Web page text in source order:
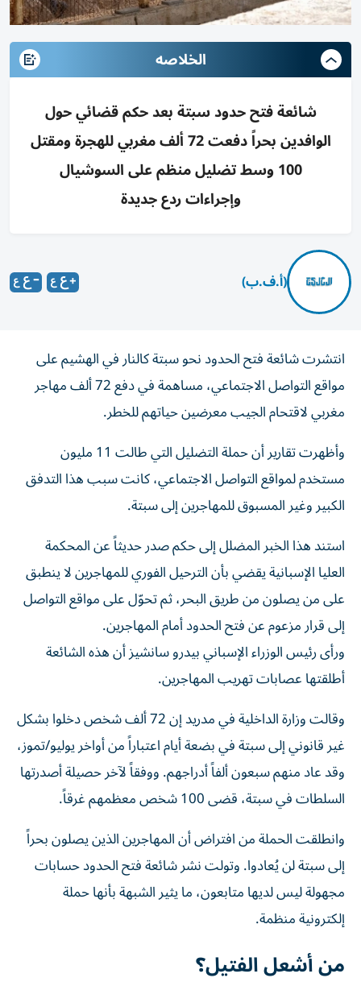
الخلاصه
شائعة فتح حدود سبتة بعد حكم قضائي حول
الوافدين بحراً دفعت 72 ألف مغربي للهجرة ومقتل
100 وسط تضليل منظم على السوشيال
وإجراءات ردع جديدة
(أ.ف.ب)
انتشرت شائعة فتح الحدود نحو سبتة كالنار في الهشيم على
مواقع التواصل الاجتماعي، مساهمة في دفع 72 ألف مهاجر
مغربي لاقتحام الجيب معرضين حياتهم للخطر.
وأظهرت تقارير أن حملة التضليل التي طالت 11 مليون
مستخدم لمواقع التواصل الاجتماعي، كانت سبب هذا التدفق
الكبير وغير المسبوق للمهاجرين إلى سبتة.
استند هذا الخبر المضلل إلى حكم صدر حديثاً عن المحكمة
العليا الإسبانية يقضي بأن الترحيل الفوري للمهاجرين لا ينطبق
على من يصلون من طريق البحر، ثم تحوّل على مواقع التواصل
إلى قرار مزعوم عن فتح الحدود أمام المهاجرين.
ورأى رئيس الوزراء الإسباني بيدرو سانشيز أن هذه الشائعة
أطلقتها عصابات تهريب المهاجرين.
وقالت وزارة الداخلية في مدريد إن 72 ألف شخص دخلوا بشكل
غير قانوني إلى سبتة في بضعة أيام اعتباراً من أواخر يوليو/تموز،
وقد عاد منهم سبعون ألفاً أدراجهم. ووفقاً لآخر حصيلة أصدرتها
السلطات في سبتة، قضى 100 شخص معظمهم غرقاً.
وانطلقت الحملة من افتراض أن المهاجرين الذين يصلون بحراً
إلى سبتة لن يُعادوا. وتولت نشر شائعة فتح الحدود حسابات
مجهولة ليس لديها متابعون، ما يثير الشبهة بأنها حملة
إلكترونية منظمة.
من أشعل الفتيل؟